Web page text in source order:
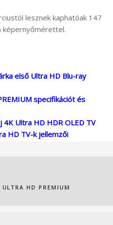
lesznek kaphatóak 147
képernyőmérettel.
első Ultra HD Blu-ray
specifikációt és
4K Ultra HD HDR OLED TV
HD TV-k jellemzői
ULTRA HD PREMIUM